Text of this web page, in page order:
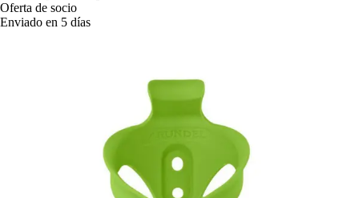
Oferta de socio
Enviado en 5 días